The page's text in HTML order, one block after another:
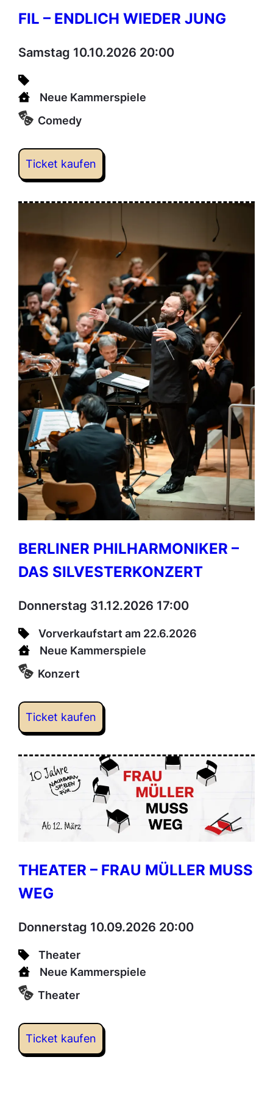
FIL – ENDLICH WIEDER JUNG
Samstag 10.10.2026 20:00
Neue Kammerspiele
Comedy
Ticket kaufen
BERLINER PHILHARMONIKER –
DAS SILVESTERKONZERT
Donnerstag 31.12.2026 17:00
Vorverkaufstart am 22.6.2026
Neue Kammerspiele
Konzert
Ticket kaufen
THEATER – FRAU MÜLLER MUSS
WEG
Donnerstag 10.09.2026 20:00
Theater
Neue Kammerspiele
Theater
Ticket kaufen